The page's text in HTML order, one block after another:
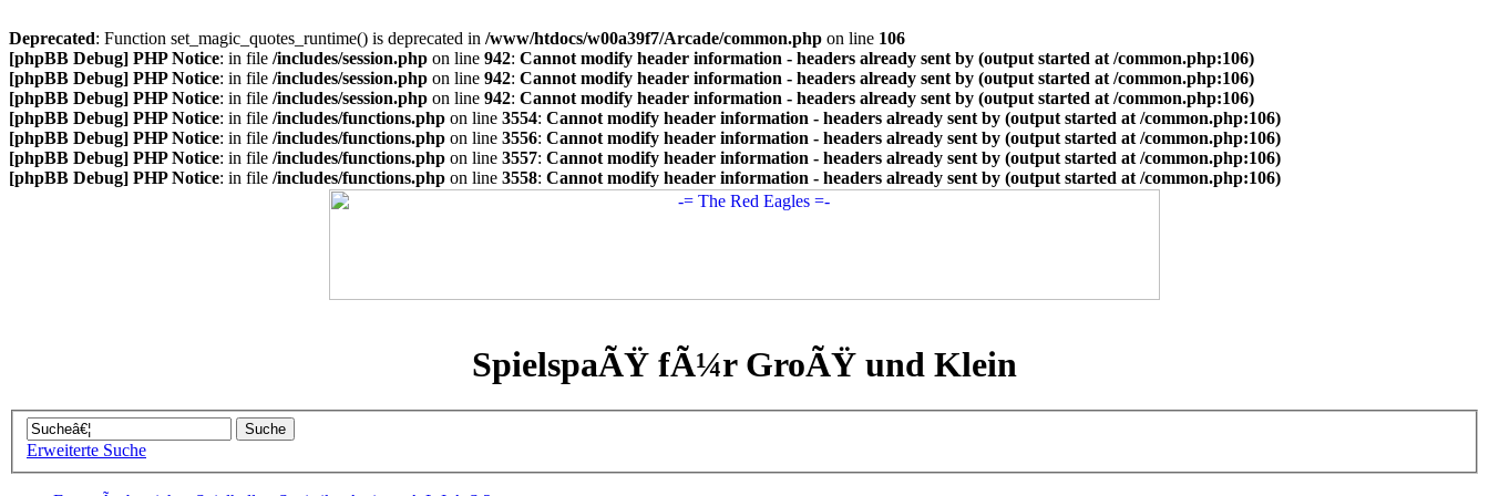
Deprecated: Function set_magic_quotes_runtime() is deprecated in /www/htdocs/w00a39f7/Arcade/common.php on line 106
[phpBB Debug] PHP Notice: in file /includes/session.php on line 942: Cannot modify header information - headers already sent by (output started at /common.php:106)
[phpBB Debug] PHP Notice: in file /includes/session.php on line 942: Cannot modify header information - headers already sent by (output started at /common.php:106)
[phpBB Debug] PHP Notice: in file /includes/session.php on line 942: Cannot modify header information - headers already sent by (output started at /common.php:106)
[phpBB Debug] PHP Notice: in file /includes/functions.php on line 3554: Cannot modify header information - headers already sent by (output started at /common.php:106)
[phpBB Debug] PHP Notice: in file /includes/functions.php on line 3556: Cannot modify header information - headers already sent by (output started at /common.php:106)
[phpBB Debug] PHP Notice: in file /includes/functions.php on line 3557: Cannot modify header information - headers already sent by (output started at /common.php:106)
[phpBB Debug] PHP Notice: in file /includes/functions.php on line 3558: Cannot modify header information - headers already sent by (output started at /common.php:106)
SpielspaÃŸ fÃ¼r GroÃŸ und Klein
Erweiterte Suche